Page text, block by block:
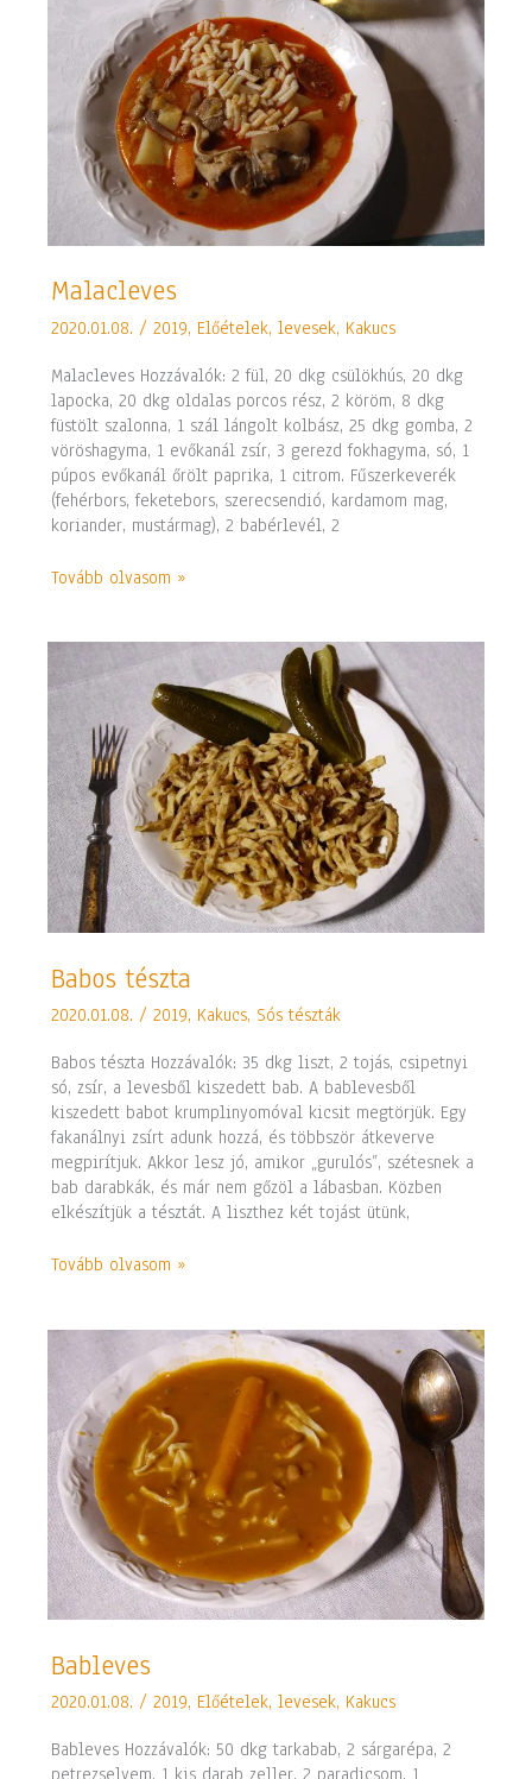
Malacleves
2020.01.08./2019, Előételek, levesek, Kakucs
Malacleves Hozzávalók: 2 fül, 20 dkg csülökhús, 20 dkg
lapocka, 20 dkg oldalas porcos rész, 2 köröm, 8 dkg
füstölt szalonna, 1 szál lángolt kolbász, 25 dkg gomba, 2
vöröshagyma, 1 evőkanál zsír, 3 gerezd fokhagyma, só, 1
púpos evőkanál őrölt paprika, 1 citrom. Fűszerkeverék
(fehérbors, feketebors, szerecsendió, kardamom mag,
koriander, mustármag), 2 babérlevél, 2
Malacleves
Tovább olvasom »
Babos tészta
2020.01.08./2019, Kakucs, Sós tészták
Babos tészta Hozzávalók: 35 dkg liszt, 2 tojás, csipetnyi
só, zsír, a levesből kiszedett bab. A bablevesből
kiszedett babot krumplinyomóval kicsit megtörjük. Egy
fakanálnyi zsírt adunk hozzá, és többször átkeverve
megpirítjuk. Akkor lesz jó, amikor „gurulós”, szétesnek a
bab darabkák, és már nem gőzöl a lábasban. Közben
elkészítjük a tésztát. A liszthez két tojást ütünk,
Babos
Tovább olvasom »
Bableves
2020.01.08./2019, Előételek, levesek, Kakucs
Bableves Hozzávalók: 50 dkg tarkabab, 2 sárgarépa, 2
Bableves